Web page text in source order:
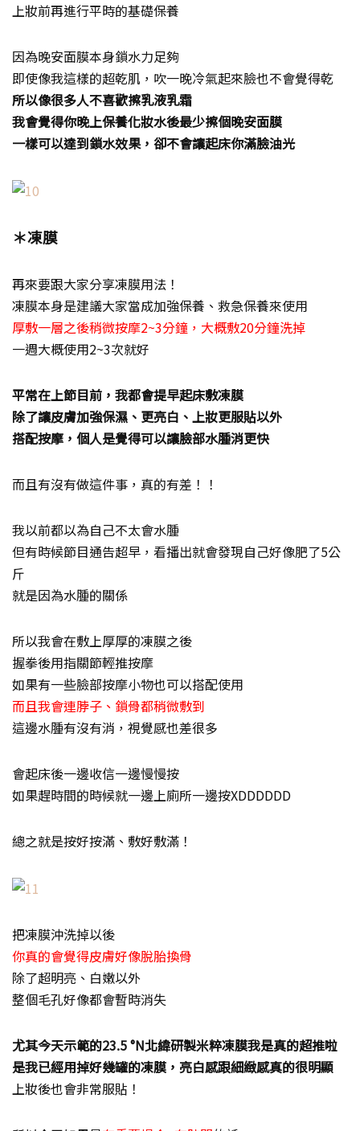
上妝前再進行平時的基礎保養
因為晚安面膜本身鎖水力足夠
即使像我這樣的超乾肌，吹一晚冷氣起來臉也不會覺得乾
所以像很多人不喜歡擦乳液乳霜
我會覺得你晚上保養化妝水後最少擦個晚安面膜
一樣可以達到鎖水效果，卻不會讓起床你滿臉油光
＊凍膜
再來要跟大家分享凍膜用法！
凍膜本身是建議大家當成加強保養、救急保養來使用
厚敷一層之後稍微按摩2~3分鐘，大概敷20分鐘洗掉
一週大概使用2~3次就好
平常在上節目前，我都會提早起床敷凍膜
除了讓皮膚加強保濕、更亮白、上妝更服貼以外
搭配按摩，個人是覺得可以讓臉部水腫消更快
而且有沒有做這件事，真的有差！！
我以前都以為自己不太會水腫
但有時候節目通告超早，看播出就會發現自己好像肥了5公
斤
就是因為水腫的關係
所以我會在敷上厚厚的凍膜之後
握拳後用指關節輕推按摩
如果有一些臉部按摩小物也可以搭配使用
而且我會連脖子、鎖骨都稍微敷到
這邊水腫有沒有消，視覺感也差很多
會起床後一邊收信一邊慢慢按
如果趕時間的時候就一邊上廁所一邊按XDDDDDD
總之就是按好按滿、敷好敷滿！
把凍膜沖洗掉以後
你真的會覺得皮膚好像脫胎換骨
除了超明亮、白嫩以外
整個毛孔好像都會暫時消失
尤其今天示範的23.5 °N北緯研製米粹凍膜我是真的超推啦
是我已經用掉好幾罐的凍膜，亮白感跟細緻感真的很明顯
上妝後也會非常服貼！